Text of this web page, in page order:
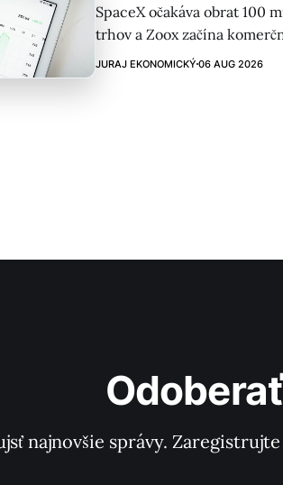
SpaceX očakáva obrat 100
trhov a Zoox začína
zaznamenal rast aj u AMD,
JURAJ EKONOMICKÝ 06 AUG 2026
najnovšie správy.